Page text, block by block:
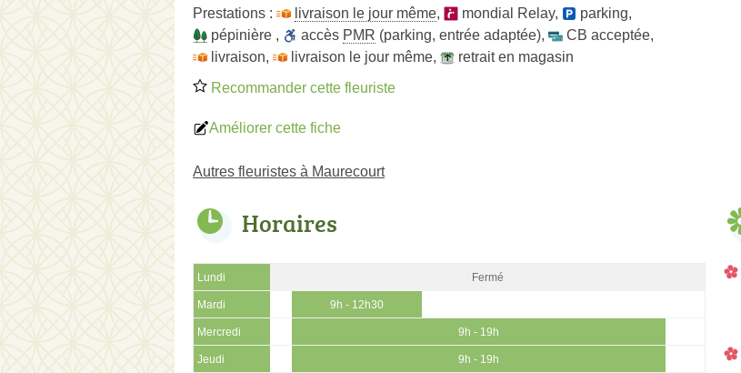
Prestations :
livraison le jour même, mondial Relay, parking,
pépinière , accès PMR (parking, entrée adaptée), CB acceptée,
livraison, livraison le jour même,
retrait en magasin
Recommander cette fleuriste
Améliorer cette fiche
Autres fleuristes à Maurecourt
Horaires
Lundi Fermé
Mardi 9h - 12h30
Mercredi 9h - 19h
Jeudi 9h - 19h